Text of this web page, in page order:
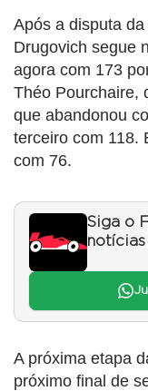
Após a disputa
Drugovich segue
agora com 173
Théo Pourchaire,
que abandonou
terceiro com 118.
com 76.
Siga o
notícias
A próxima etapa
próximo final de